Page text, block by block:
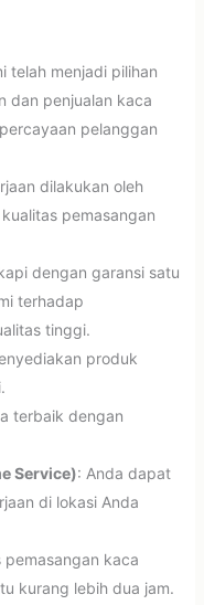
telah menjadi pilihan
dan penjualan kaca
pelanggan
dilakukan oleh
pemasangan
dengan garansi satu
terhadap
tinggi.
produk
terbaik dengan
Service): Anda dapat
di lokasi Anda
pemasangan kaca
kurang lebih dua jam.